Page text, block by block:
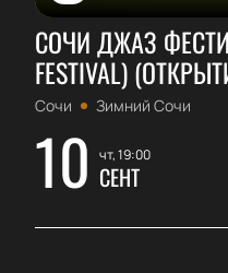
СОЧИ ДЖАЗ
FESTIVAL)
Сочи Зимний Сочи
10 чт, 19:00
СЕНТ